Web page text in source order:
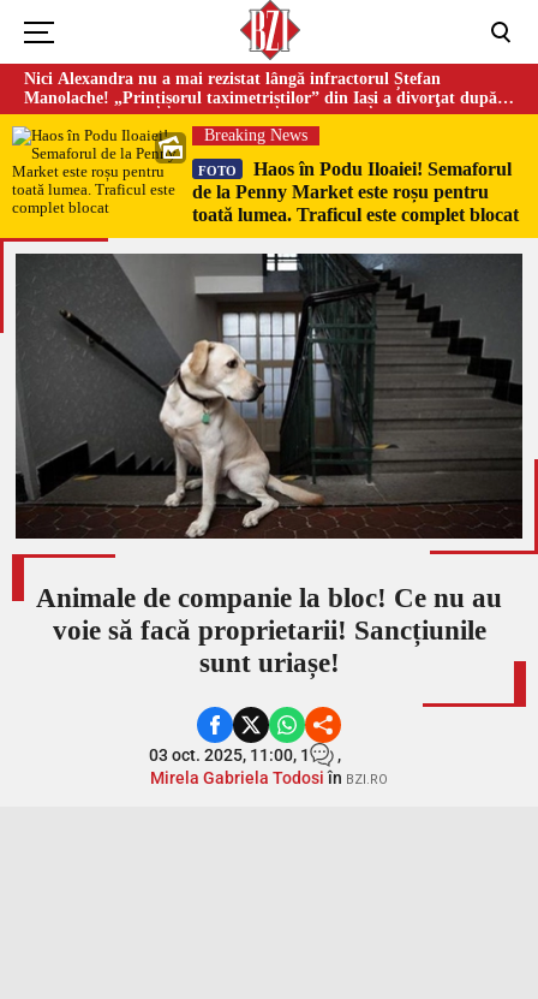
Nici Alexandra nu a mai rezistat lângă infractorul Ștefan
Manolache! „Prințișorul taximetriștilor” din Iași a divorţat după
doi ani de căsnicie
Breaking News
FOTO
Haos în Podu Iloaiei! Semaforul
de la Penny Market este roșu pentru
toată lumea. Traficul este complet blocat
Animale de companie la bloc! Ce nu au
voie să facă proprietarii! Sancțiunile
sunt uriașe!
03 oct. 2025, 11:00, 1
,
Mirela Gabriela Todosiîn BZI.RO